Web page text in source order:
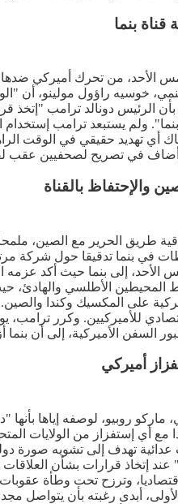
بنما
الأحد، من تحرك أميركي
خوسيه راؤول مولينو، أن
بأن الرئيس دونالد ترامب
بنما". ولم يستبعد ترامب
أي تهديد حقيقي في الوقت
وأضاف في تصريح لصحفيين عقب
والإحتفاظ بالقناة
طريق الحرير مع الصين،
في بنما تدقيقا حول شركة
الأحد، إلى بنما حيث أكد
المحيطين الأطلسي
على المكسيك وكندا والصين.
للأميركيين. وكرر
الأميركية، إلى أن بنما
أميركي
ماركو روبيو، لوصفه إياها
مع أي إستفزاز من
عدائية تهدف إلى تشويه
إتخاذ قرارات بشأن
وترزح تحت وطأة
أبدى رغبته بأن يتواصل